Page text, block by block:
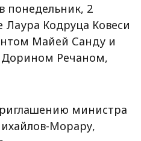
понедельник, 2
Кодруца Ковеси
Майей Санду и
Речаном,
министра
Морару,